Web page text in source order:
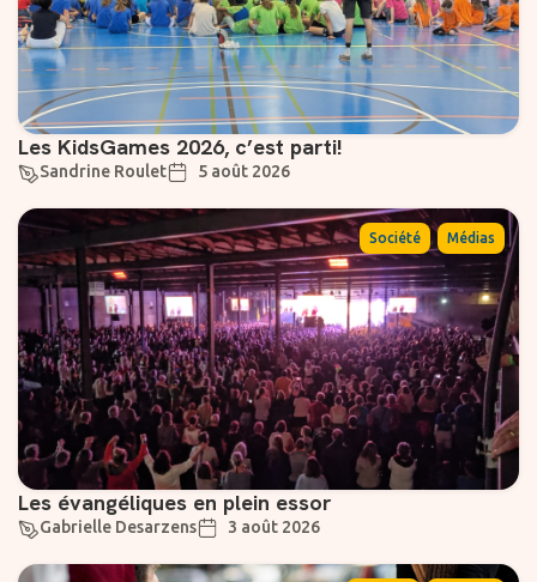
Les KidsGames 2026, c’est parti!
Sandrine Roulet 5 août 2026
Société , Médias
Les évangéliques en plein essor
Gabrielle Desarzens 3 août 2026